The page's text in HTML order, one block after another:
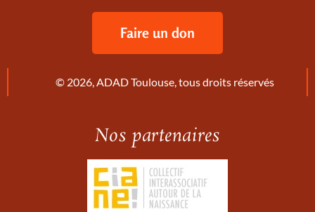
Faire un don
© 2026, ADAD Toulouse, tous droits réservés
Nos partenaires